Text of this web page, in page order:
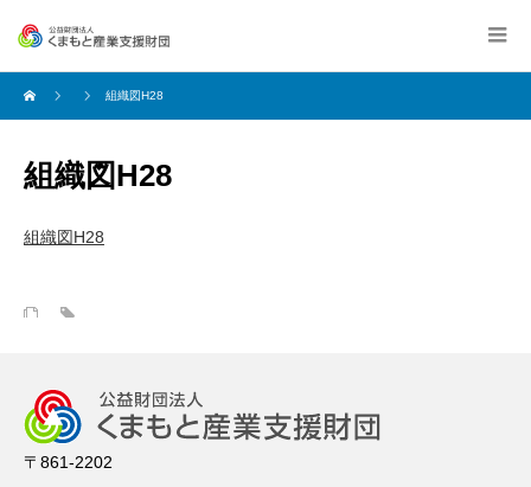
組織図H28
組織図H28
組織図H28
〒861-2202